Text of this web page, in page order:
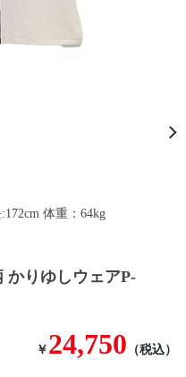
かりゆしウェアP-
￥ 24,750 （税込）
体重：64kg